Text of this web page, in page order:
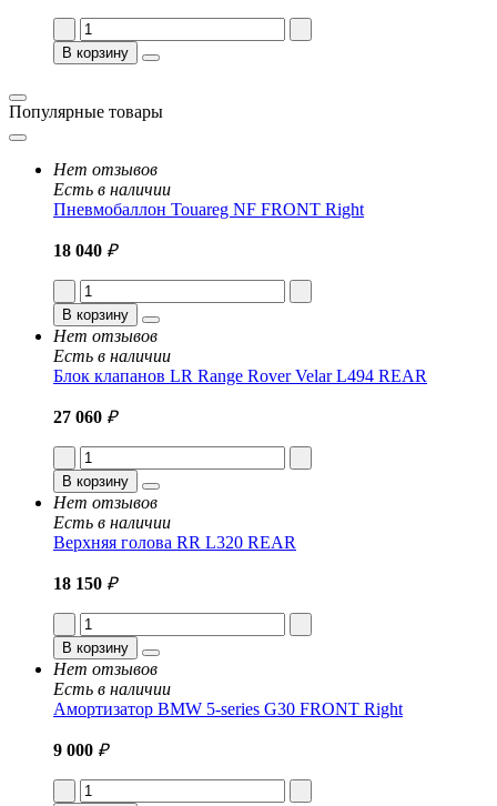
В корзину
Популярные товары
Нет отзывов
Есть в наличии
Пневмобаллон Touareg NF FRONT Right
18 040 ₽
В корзину
Нет отзывов
Есть в наличии
Блок клапанов LR Range Rover Velar L494 REAR
27 060 ₽
В корзину
Нет отзывов
Есть в наличии
Верхняя голова RR L320 REAR
18 150 ₽
В корзину
Нет отзывов
Есть в наличии
Амортизатор BMW 5-series G30 FRONT Right
9 000 ₽